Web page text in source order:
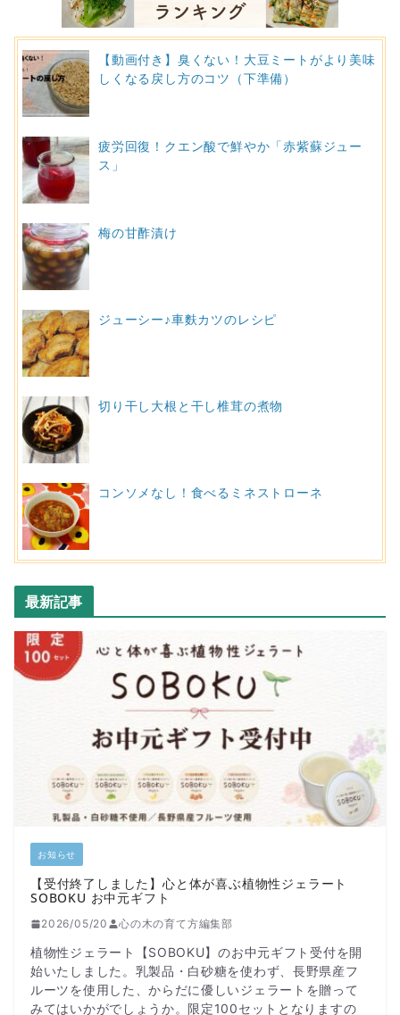
【動画付き】臭くない！大豆ミートがより美味
しくなる戻し方のコツ（下準備）
疲労回復！クエン酸で鮮やか「赤紫蘇ジュー
ス」
梅の甘酢漬け
ジューシー♪車麩カツのレシピ
切り干し大根と干し椎茸の煮物
コンソメなし！食べるミネストローネ
最新記事
お知らせ
【受付終了しました】心と体が喜ぶ植物性ジェラート
SOBOKU お中元ギフト
2026/05/20 心の木の育て方編集部
植物性ジェラート【SOBOKU】のお中元ギフト受付を開
始いたしました。乳製品・白砂糖を使わず、長野県産フ
ルーツを使用した、からだに優しいジェラートを贈って
みてはいかがでしょうか。限定100セットとなりますの